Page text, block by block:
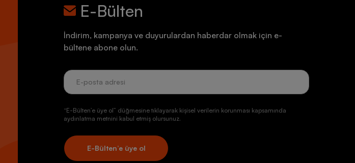
E-Bülten
İndirim, kampanya ve duyurulardan haberdar olmak için e-
bültene abone olun.
“E-Bülten’e üye ol” düğmesine tıklayarak kişisel verilerin korunması kapsamında
aydınlatma metnini kabul etmiş olursunuz.
E-Bülten’e üye ol